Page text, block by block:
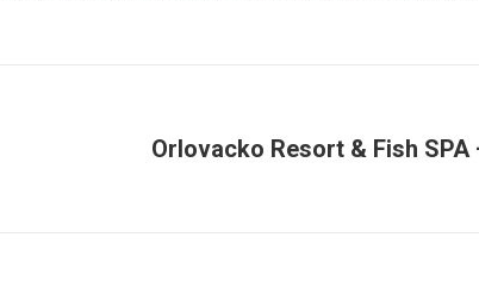
Następny
Orlovacko Resort & Fish